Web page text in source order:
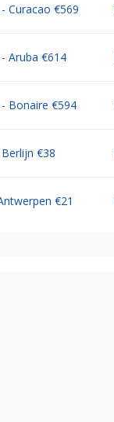
Curacao €569
Aruba €614
Bonaire €594
€38
€21